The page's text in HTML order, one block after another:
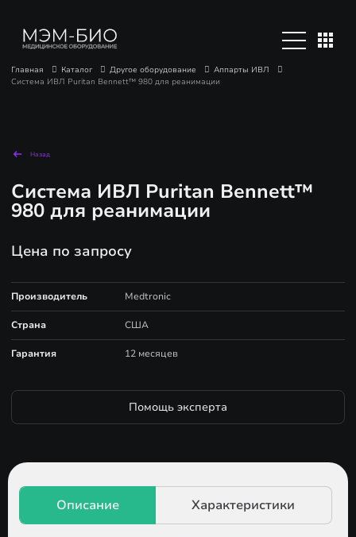
Главная Каталог Другое оборудование
Аппарты ИВЛ
Система ИВЛ Puritan Bennett™ 980 для реанимации
Назад
Система ИВЛ Puritan Bennett™
980 для реанимации
Цена по запросу
Производитель Medtronic
Страна США
Гарантия 12 месяцев
Помощь эксперта